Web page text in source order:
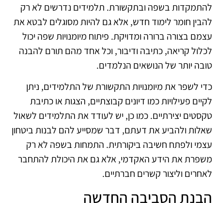
להתמקדות בשפה ובתקשורת. תלמידים נדרשים לא רק
להבין חומר לימוד חדש, אלא גם להיות מסוגלים לבטא את
עצמם בצורה ברורה ומדויקת. פיתוח מיומנויות שפה יכול
לכלול קריאה, כתיבה ודיבור, וכל אחד מהם תורם להבנה
טובה יותר של הנושאים הנלמדים.
כדי לשפר את מיומנויות התקשורת של התלמידים, ניתן
לקיים פעילויות כמו דיונים קבוצתיים, הצגות או כתיבת
טקסטים יצירתיים. כמו כן, יש לעודד את התלמידים לשאול
שאלות ולהביע את דעתם, דבר שמסייע להם לבנות ביטחון
עצמי ולפתח חשיבה ביקורתית. התמחות בשפה לא רק
משפרת את הידע האקדמי, אלא גם את היכולת להתחבר
לאחרים וליצור קשרים חברתיים.
הבנת הסביבה החדשה